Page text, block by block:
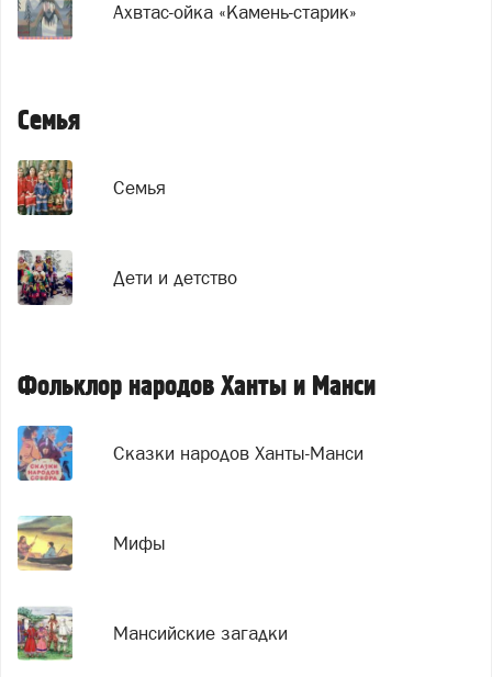
Ахвтас-ойка «Камень-старик»
Семья
Семья
Дети и детство
Фольклор народов Ханты и Манси
Сказки народов Ханты-Манси
Мифы
Мансийские загадки